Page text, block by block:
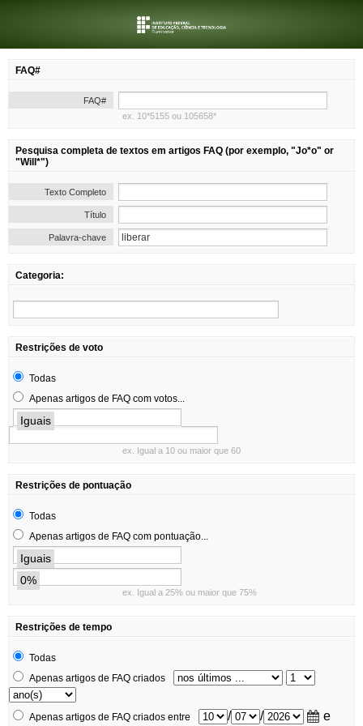
FAQ#
FAQ#
ex. 10*5155 ou 105658*
Pesquisa completa de textos em artigos FAQ (por exemplo, "Jo*o" or
"Will*")
Texto Completo
Título
Palavra-chave
Categoria:
Restrições de voto
Todas
Apenas artigos de FAQ com votos...
Iguais
ex. Igual a 10 ou maior que 60
Restrições de pontuação
Todas
Apenas artigos de FAQ com pontuação...
Iguais
0%
ex. Igual a 25% ou maior que 75%
Restrições de tempo
Todas
Apenas artigos de FAQ criados
Apenas artigos de FAQ criados entre / / e